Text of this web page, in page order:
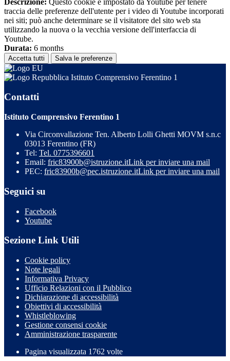
traccia delle preferenze dell'utente per i video di Youtube incorporati
nei siti; può anche determinare se il visitatore del sito web sta
utilizzando la nuova o la vecchia versione dell'interfaccia di
Youtube.
Durata: 6 months
Accetta tutti Salva le preferenze
Istituto Comprensivo Ferentino 1
Contatti
Istituto Comprensivo Ferentino 1
Via Circonvallazione Ten. Alberto Lolli Ghetti MOVM s.n.c
03013 Ferentino (FR)
Tel: Tel. 0775396601
Email: fric83900b@istruzione.itLink per inviare una mail
PEC: fric83900b@pec.istruzione.itLink per inviare una mail
Seguici su
Facebook
Youtube
Sezione Link Utili
Cookie policy
Note legali
Informativa Privacy
Ufficio Relazioni con il Pubblico
Dichiarazione di accessibilità
Obiettivi di accessibilità
Whistleblowing
Gestione consensi cookie
Amministrazione trasparente
Pagina visualizzata 1762 volte